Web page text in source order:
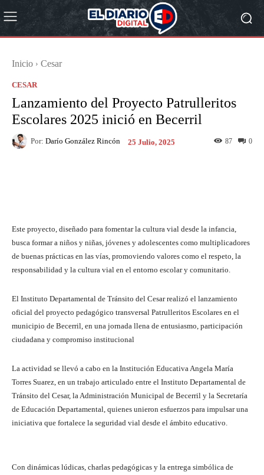
Inicio Cesar
CESAR
Lanzamiento del Proyecto Patrulleritos
Escolares 2025 inició en Becerril
Por: Darío González Rincón 25 Julio, 2025 0
87
Este proyecto, diseñado para fomentar la cultura vial desde la infancia,
busca formar a niños y niñas, jóvenes y adolescentes como multiplicadores
de buenas prácticas en las vías, promoviendo valores como el respeto, la
responsabilidad y la cultura vial en el entorno escolar y comunitario.
El Instituto Departamental de Tránsito del Cesar realizó el lanzamiento
oficial del proyecto pedagógico transversal Patrulleritos Escolares en el
municipio de Becerril, en una jornada llena de entusiasmo, participación
ciudadana y compromiso institucional
La actividad se llevó a cabo en la Institución Educativa Angela María
Torres Suarez, en un trabajo articulado entre el Instituto Departamental de
Tránsito del Cesar, la Administración Municipal de Becerril y la Secretaría
de Educación Departamental, quienes unieron esfuerzos para impulsar una
iniciativa que fortalece la seguridad vial desde el ámbito educativo.
Con dinámicas lúdicas, charlas pedagógicas y la entrega simbólica de